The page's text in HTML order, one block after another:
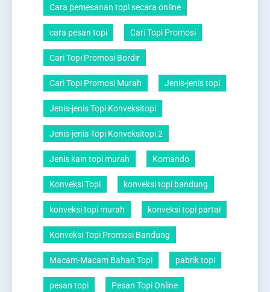
Cara pemesanan topi secara online
cara pesan topi Cari Topi Promosi
Cari Topi Promosi Bordir
Cari Topi Promosi Murah Jenis-jenis topi
Jenis-jenis Topi Konveksitopi
Jenis-jenis Topi Konveksitopi 2
Jenis kain topi murah Komando
Konveksi Topi konveksi topi bandung
konveksi topi murah konveksi topi partai
Konveksi Topi Promosi Bandung
Macam-Macam Bahan Topi pabrik topi
pesan topi Pesan Topi Online